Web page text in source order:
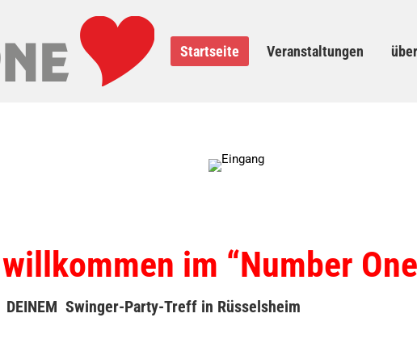
Startseite Veranstaltungen
im “Number
DEINEM Swinger-Party-Treff in Rüsselsheim
Veranstaltungen über uns